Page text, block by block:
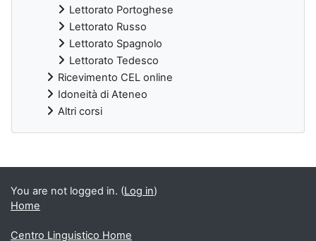
Lettorato Portoghese
Lettorato Russo
Lettorato Spagnolo
Lettorato Tedesco
Ricevimento CEL online
Idoneità di Ateneo
Altri corsi
Supplementary blocks
You are not logged in. (Log in)
Home
Centro Linguistico Home